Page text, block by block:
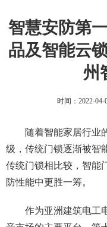
智慧安防第
品及智能云
州
时间：2022-04-
随着智能家居行业
级，传统门锁逐渐被智
传统门锁相比较，智能
防性能中更胜一筹。
作为亚洲建筑电工